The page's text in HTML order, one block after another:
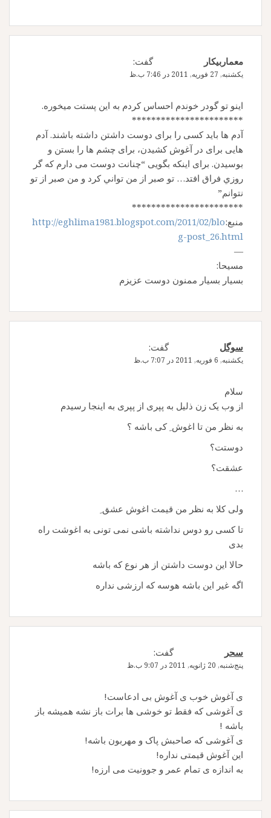
معماربيكار گفت:
یکشنبه, 27 فوریه, 2011 در 7:46 ب.ظ
اينو تو گودر خوندم احساس كردم به اين پستت ميخوره.
***********************
آدم ها باید کسی را برای دوست داشتن داشته باشند. آدم
هایی برای در آغوش کشیدن، برای چشم ها را بستن و
بوسیدن. برای اینکه بگویی “چنانت دوست می دارم که گر
روزي فراق افتد… تو صبر از من تواني كرد و من صبر از تو
نتوانم”
***********************
منبع:http://eghlima1981.blogspot.com/2011/02/blo
g-post_26.html
—
مسیحا:
بسیار بسیار ممنون دوست عزیزم
سوگل گفت:
یکشنبه, 6 فوریه, 2011 در 7:07 ب.ظ
سلام
از وب یک زن ذلیل به پپری از پپری به اینجا رسیدم
به نظر من تا اغوش ِ کی باشه ؟
دوستت؟
عشقت؟
…
ولی کلا به نظر من قیمت اغوش عشق ِ
تا کسی رو دوس نداشته باشی نمی تونی به اغوشت راه
بدی
حالا این دوست داشتن از هر نوع که باشه
اگه غیر این باشه هوسه که ارزشی نداره
سحر گفت:
پنج‌شنبه, 20 ژانویه, 2011 در 9:07 ب.ظ
ی آغوش خوب ی آغوش بی ادعاست!
ی آغوشی که فقط تو خوشی ها برات باز نشه همیشه باز
باشه !
ی آغوشی که صاحبش پاک و مهربون باشه!
این آغوش قیمتی نداره!
به اندازه ی تمام عمر و جوونیت می ارزه!